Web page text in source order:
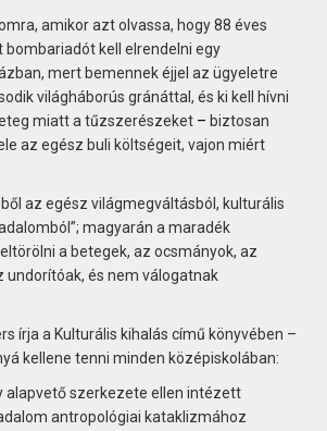
amikor azt olvassa, hogy 88 éves
kell elrendelni egy
mert bemennek éjjel az ügyeletre
világháborús gránáttal, és ki kell hívni
miatt a tűzszerészeket – biztosan
az egész buli költségeit, vajon miért
az egész világmegváltásból, kulturális
magyarán a maradék
a betegek, az ocsmányok, az
undorítóak, és nem válogatnak
írja a Kulturális kihalás című könyvében –
kellene tenni minden középiskolában:
alapvető szerkezete ellen intézett
antropológiai kataklizmához